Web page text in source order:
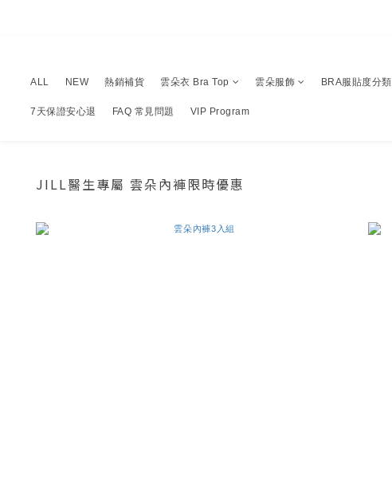
ALL NEW 熱銷補貨 雲朵衣 Bra Top 雲朵服飾 BRA服貼度分類
7天保證安心退 FAQ 常見問題 VIP Program
JILL醫生專屬 雲朵內褲限時優惠